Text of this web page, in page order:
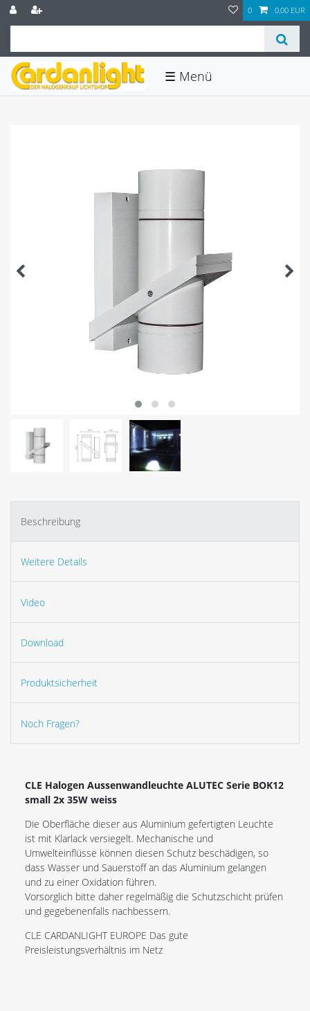
0 0,00 EUR
☰
Beschreibung
Weitere Details
Video
Download
Produktsicherheit
Noch Fragen?
CLE Halogen Aussenwandleuchte ALUTEC Serie BOK12
small 2x 35W weiss
Die Oberfläche dieser aus Aluminium gefertigten Leuchte
ist mit Klarlack versiegelt. Mechanische und
Umwelteinflüsse können diesen Schutz beschädigen, so
dass Wasser und Sauerstoff an das Aluminium gelangen
und zu einer Oxidation führen.
Vorsorglich bitte daher regelmäßig die Schutzschicht prüfen
und gegebenenfalls nachbessern.
CLE CARDANLIGHT EUROPE Das gute
Preisleistungsverhältnis im Netz